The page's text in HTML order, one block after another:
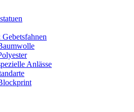
Anlässe